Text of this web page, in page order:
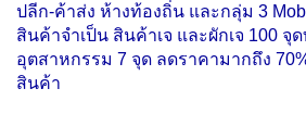
ปลีก-ค้าส่ง ห้างท้องถิ่น และกลุ่ม 3
สินค้าจำเป็น สินค้าเจ และผักเจ 100 จุ
อุตสาหกรรม 7 จุด ลดราคามากถึง
สินค้า